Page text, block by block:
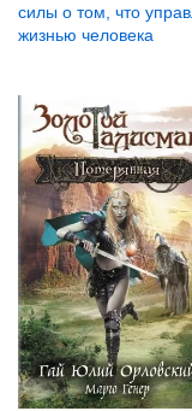
силы о том, что
жизнью человека